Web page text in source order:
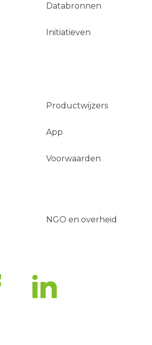
Databronnen
Initiatieven
Productwijzers
App
Voorwaarden
NGO en overheid